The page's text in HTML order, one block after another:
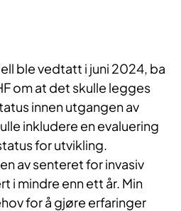
ble vedtatt i juni 2024, ba
om at det skulle legges
innen utgangen av
inkludere en evaluering
for utvikling.
av senteret for invasiv
i mindre enn ett år. Min
for å gjøre erfaringer